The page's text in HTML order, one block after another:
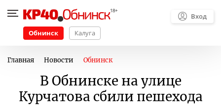
Обнинск Калуга
Вход
Главная Новости Обнинск
В Обнинске на улице
Курчатова сбили пешехода